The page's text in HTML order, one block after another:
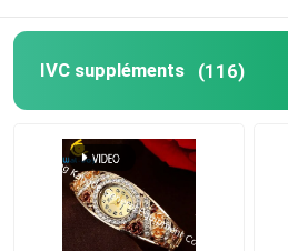
Suppléments de système
suppléments de la santé
Supplément de la vitamine E
IVC suppléments (116)